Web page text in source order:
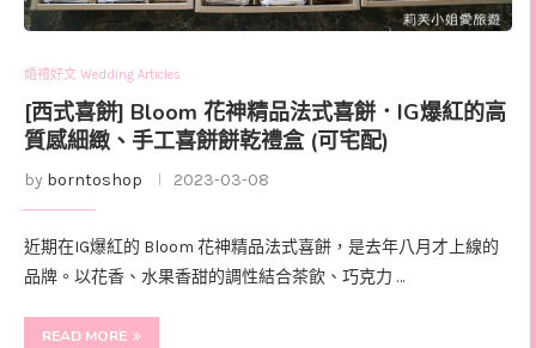
婚禮好文 Wedding Articles
[西式喜餅] Bloom 花神精品法式喜餅．IG爆紅的高
質感細緻、手工喜餅餅乾禮盒 (可宅配)
by borntoshop 2023-03-08
近期在IG爆紅的 Bloom 花神精品法式喜餅，是去年八月才上線的
品牌。以花香、水果香甜的調性結合茶飲、巧克力 …
READ MORE